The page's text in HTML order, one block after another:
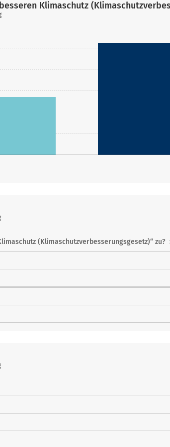
Klimaschutz
(Klimaschutzverbesserungsgesetz)“ zu?